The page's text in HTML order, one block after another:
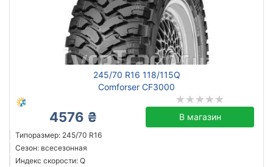
245/70 R16 118/115Q
Comforser CF3000
4576 ₴ В магазин
Типоразмер: 245/70 R16
Сезон: всесезонная
Индекс скорости: Q